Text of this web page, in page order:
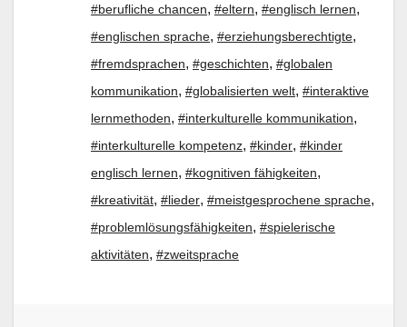
#berufliche chancen, #eltern, #englisch lernen,
#englischen sprache, #erziehungsberechtigte,
#fremdsprachen, #geschichten, #globalen
kommunikation, #globalisierten welt, #interaktive
lernmethoden, #interkulturelle kommunikation,
#interkulturelle kompetenz, #kinder, #kinder
englisch lernen, #kognitiven fähigkeiten,
#kreativität, #lieder, #meistgesprochene sprache,
#problemlösungsfähigkeiten, #spielerische
aktivitäten, #zweitsprache